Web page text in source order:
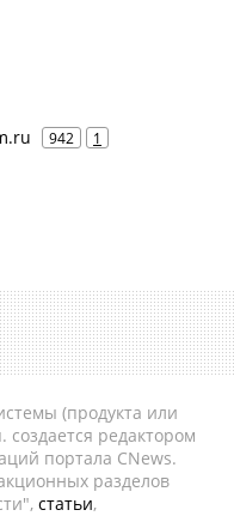
942 1
(продукта или
создается редактором
портала CNews.
разделов
статьи,